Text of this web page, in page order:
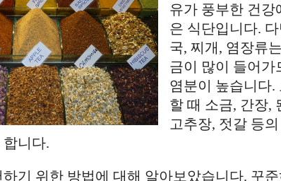
유가 풍부한 건강
은 식단입니다.
국, 찌개, 염장류
금이 많이 들어가
염분이 높습니다.
할 때 소금, 간장,
고추장, 젓갈 등
니다.
기 위한 방법에 대해 알아보았습니다. 꾸준